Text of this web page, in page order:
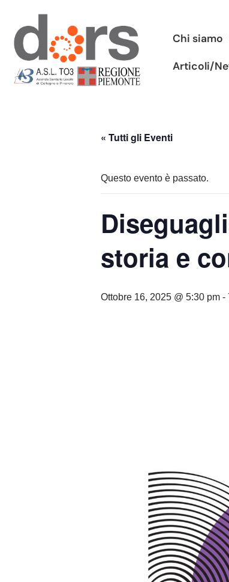
Vai
al
contenuto
Chi siamo
Articoli/
« Tutti gli Eventi
Questo evento è passato.
storia e
Ottobre 16, 2025 @ 5:30 pm -